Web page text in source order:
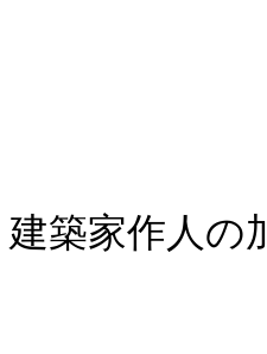
建築家作人の